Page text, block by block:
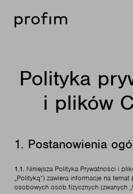
Polityka
i plików
1. Postanowienia
1.1. Niniejsza Polityka Prywatności i
„Polityką”) zawiera informacje na temat
osobowych osób fizycznych (zwanych